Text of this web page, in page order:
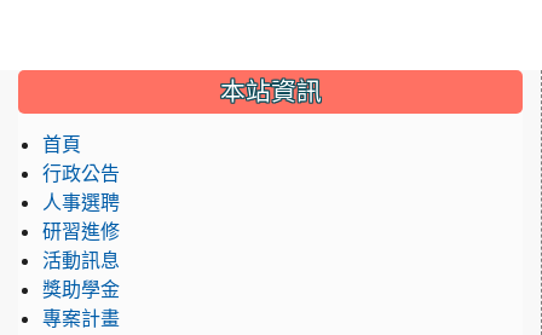
::: 本站資訊
首頁
行政公告
人事選聘
研習進修
活動訊息
獎助學金
專案計畫